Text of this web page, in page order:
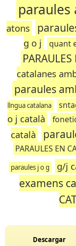
paraules
atons
g o j
quant
catalanes
paraules
llngua catalana
o j català
català
PARAULES EN
paraules j o g g/j
examens
Descargar